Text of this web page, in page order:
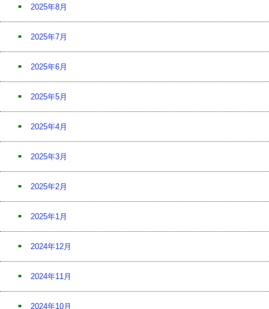
2025年8月
2025年7月
2025年6月
2025年5月
2025年4月
2025年3月
2025年2月
2025年1月
2024年12月
2024年11月
2024年10月